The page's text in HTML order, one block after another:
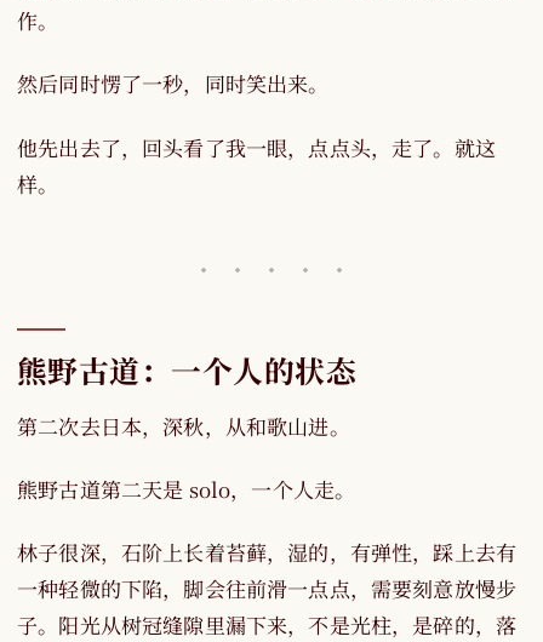
作。
然后同时愣了一秒，同时笑出来。
他先出去了，回头看了我一眼，点点头，走了。就这
样。
熊野古道：一个人的状态
第二次去日本，深秋，从和歌山进。
熊野古道第二天是 solo，一个人走。
林子很深，石阶上长着苔藓，湿的，有弹性，踩上去有
一种轻微的下陷，脚会往前滑一点点，需要刻意放慢步
子。阳光从树冠缝隙里漏下来，不是光柱，是碎的，落